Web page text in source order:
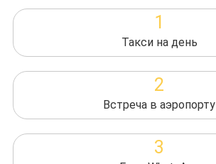
1
Такси на день
2
Встреча в аэропорту
3